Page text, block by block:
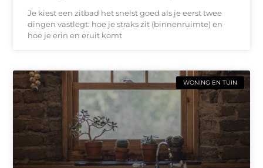
Je kiest een zitbad het snelst goed als je eerst twee
dingen vastlegt: hoe je straks zit (binnenruimte) en
hoe je erin en eruit komt
WONING EN TUIN